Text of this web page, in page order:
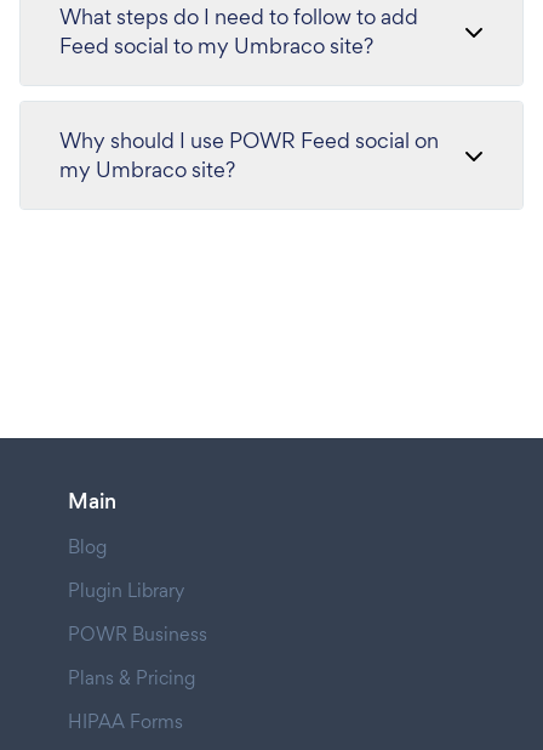
What steps do I need to follow to add
Feed social to my Umbraco site?
Why should I use POWR Feed social on
my Umbraco site?
Main
Blog
Plugin Library
POWR Business
Plans & Pricing
HIPAA Forms